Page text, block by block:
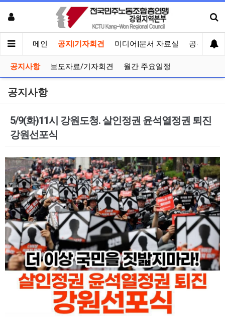
메인 공지|기자회견 미디어|문서 자료실 공유게시
공지사항 보도자료/기자회견 월간 주요일정
공지사항
5/9(화)11시 강원도청. 살인정권 윤석열정권 퇴진
강원선포식